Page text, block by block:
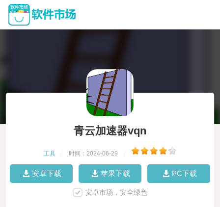
青云加速器vqn
工具 时间：2024-06-29
安卓下载 苹果下载 PC下载
安卓市场，安全绿色